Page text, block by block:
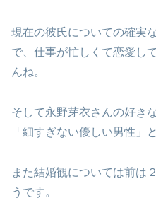
現在の彼氏についての確実
で、仕事が忙しくて恋愛し
んね。
そして永野芽衣さんの好き
「細すぎない優しい男性」
また結婚観については前は
うです。